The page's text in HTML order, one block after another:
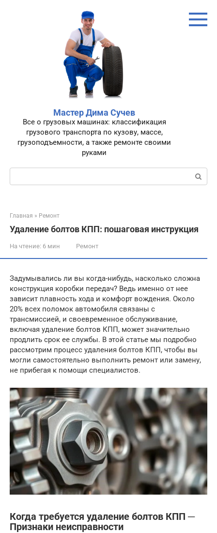
Мастер Дима Сучев
Все о грузовых машинах: классификация
грузового транспорта по кузову, массе,
грузоподъемности, а также ремонте своими
руками
Поиск:
Главная » Ремонт
Удаление болтов КПП: пошаговая инструкция
На чтение: 6 мин Ремонт
Задумывались ли вы когда-нибудь, насколько сложна
конструкция коробки передач? Ведь именно от нее
зависит плавность хода и комфорт вождения. Около
20% всех поломок автомобиля связаны с
трансмиссией, и своевременное обслуживание,
включая удаление болтов КПП, может значительно
продлить срок ее службы. В этой статье мы подробно
рассмотрим процесс удаления болтов КПП, чтобы вы
могли самостоятельно выполнить ремонт или замену,
не прибегая к помощи специалистов.
Когда требуется удаление болтов КПП ─
Признаки неисправности